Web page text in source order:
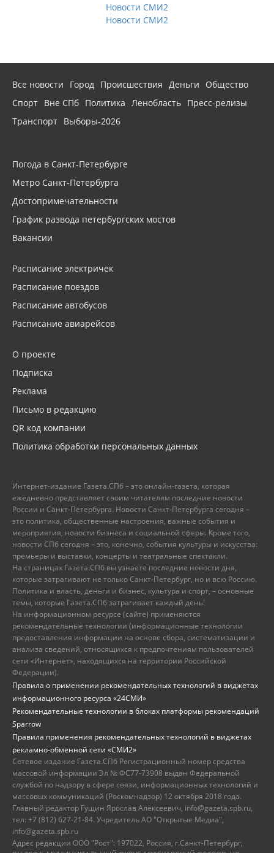
Новости СМИ2
Новости СМИ2
Все новости Город Происшествия Деньги
Общество
Спорт Вне СПб Политика Ленобласть Пресс-релизы
Транспорт Выборы-2026
Погода в Санкт-Петербурге
Метро Санкт-Петербурга
Достопримечательности
График развода петербургских мостов
Вакансии
Расписание электричек
Расписание поездов
Расписание автобусов
Расписание авиарейсов
О проекте
Подписка
Реклама
Письмо в редакцию
QR код компании
Политика обработки персональных данных
Интернет-издание Газета.СПб – это онлайн-газета, которая
ежедневно представляет своим читателям последние новости
России и Санкт-Петербурга. Новости Санкт-Петербурга сегодня –
это политика, общественные настроения, важные события и
мероприятия, новости бизнеса и социальной сферы. Кроме того,
новости СПб сегодня – это, конечно, события культуры и искусства:
премьеры и выставки, концерты и театральные спектакли.
На страницах Газета.СПб вы узнаете последние новости дня,
которые затрагивают не только Санкт-Петербург, но и всю Россию.
Политика и власть, деньги и бизнес, культура и спорт, – основные
темы, которые Газета.СПб затрагивает каждый день!
На информационном ресурсе (сайте) применяются
рекомендательные технологии (информационные технологии
предоставления информации на основе сбора, систематизации и
анализа сведений, относящихся к предпочтениям пользователей
сети «Интернет», находящихся на территории Российской
Федерации).
Правила о применении рекомендательных технологий в виджетах
информационного ресурса «24СМИ»
Рекомендательные технологии в блоках платформы рекомендаций
Sparrow
Правила применения рекомендательных технологий в виджетах
рекламно-обменной сети «СМИ2»
Сетевое издание Газета.СПб Регистрационный номер средства
массовой информации Эл № ФС77-73908 выдан Федеральной
службой по надзору в сфере связи, информационных технологий и
массовых коммуникаций (Роскомнадзор) 12 октября 2018 года.
Главный редактор Гущин Ярослав Алексеевич, info@gazeta.spb.ru,
тел: +7 (812) 627-21-84. Учредитель АО "Открытые Медиа",
info@gazeta.spb.ru
Адрес редакции ООО "Рост": 197022, Россия, г.Санкт-Петербург,